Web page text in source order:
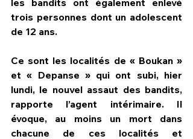
trois personnes dont un adolescent
de 12 ans.
Ce sont les localités de « Boukan »
et « Depanse » qui ont subi, hier
lundi, le nouvel assaut des bandits,
rapporte l’agent intérimaire. Il
évoque, au moins un mort dans
chacune de ces localités et